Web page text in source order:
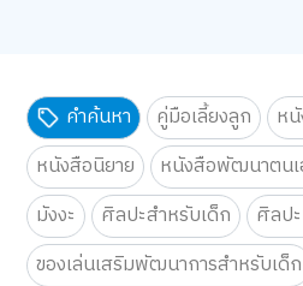
คำค้นหา คู่มือเลี้ยงลูก
ห
หนังสือนิยาย
หนังสือพัฒนาตนเ
มังงะ
ศิลปะสำหรับเด็ก
ศิลป
ของเล่นเสริมพัฒนาการสำหรับเด็ก